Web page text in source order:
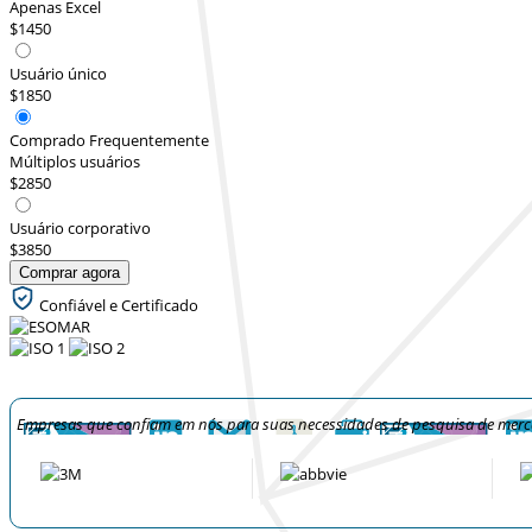
Apenas Excel
$1450
Usuário único
$1850
Comprado Frequentemente
Múltiplos usuários
$2850
Usuário corporativo
$3850
Comprar agora
Confiável e Certificado
Empresas que confiam em nós para suas necessidades de pesquisa de